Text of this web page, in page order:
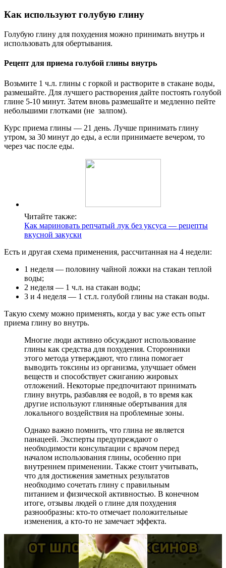
Как используют голубую глину
Голубую глину для похудения можно принимать внутрь и
использовать для обертывания.
Рецепт для приема голубой глины внутрь
Возьмите 1 ч.л. глины с горкой и растворите в стакане воды,
размешайте. Для лучшего растворения дайте постоять голубой
глине 5-10 минут. Затем вновь размешайте и медленно пейте
небольшими глотками (не залпом).
Курс приема глины — 21 день. Лучше принимать глину
утром, за 30 минут до еды, а если принимаете вечером, то
через час после еды.
Читайте также:
Как мариновать репчатый лук без уксуса — рецепты
вкусной закуски
Есть и другая схема применения, рассчитанная на 4 недели:
1 неделя — половину чайной ложки на стакан теплой
воды;
2 неделя — 1 ч.л. на стакан воды;
3 и 4 неделя — 1 ст.л. голубой глины на стакан воды.
Такую схему можно применять, когда у вас уже есть опыт
приема глину во внутрь.
Многие люди активно обсуждают использование
глины как средства для похудения. Сторонники
этого метода утверждают, что глина помогает
выводить токсины из организма, улучшает обмен
веществ и способствует сжиганию жировых
отложений. Некоторые предпочитают принимать
глину внутрь, разбавляя ее водой, в то время как
другие используют глиняные обертывания для
локального воздействия на проблемные зоны.
Однако важно помнить, что глина не является
панацеей. Эксперты предупреждают о
необходимости консультации с врачом перед
началом использования глины, особенно при
внутреннем применении. Также стоит учитывать,
что для достижения заметных результатов
необходимо сочетать глину с правильным
питанием и физической активностью. В конечном
итоге, отзывы людей о глине для похудения
разнообразны: кто-то отмечает положительные
изменения, а кто-то не замечает эффекта.